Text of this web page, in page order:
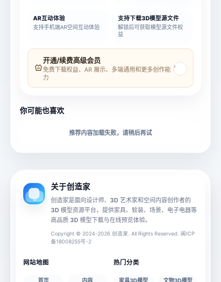
模型名称
材质贴图
文件大小
AR互动体验
支持手机端AR空间互动体验
支持下载3D模型源文件
解锁后可获取模型源文件权
益
开通/续费高级会员
免费下载权益、AR 展示、多端通用和更多创作能
力
›
你可能也喜欢
推荐内容加载失败，请稍后再试
关于创造家
创造家是面向设计师、3D 艺术家和空间内容创作者的
3D 模型资源平台，提供家具、软装、场景、电子电器等
高品质 3D 模型下载与在线预览体验。
Copyright © 2024-2026 创造家. All Rights Reserved. 闽ICP
备18008255号-2
网站地图 热门分类